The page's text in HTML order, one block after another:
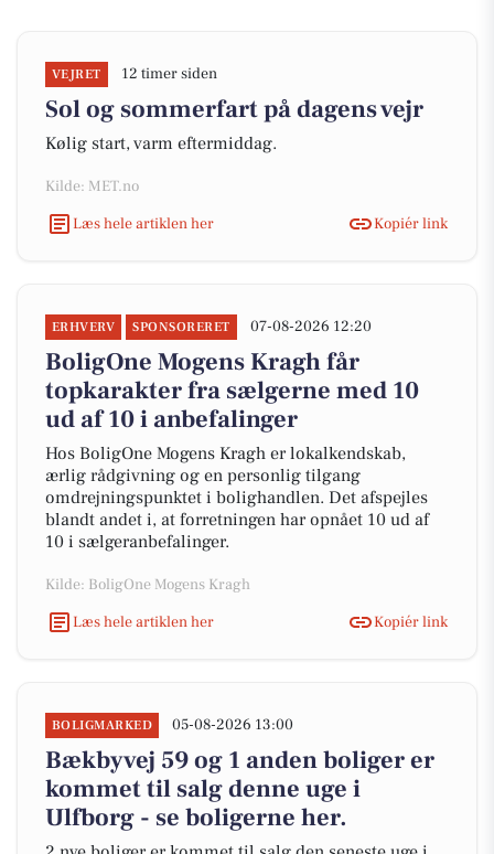
VEJRET 12 timer siden
Sol og sommerfart på dagens vejr
Kølig start, varm eftermiddag.
Kilde: MET.no
Læs hele artiklen her
Kopiér link
ERHVERV SPONSORERET 07-08-2026 12:20
BoligOne Mogens Kragh får
topkarakter fra sælgerne med 10
ud af 10 i anbefalinger
Hos BoligOne Mogens Kragh er lokalkendskab,
ærlig rådgivning og en personlig tilgang
omdrejningspunktet i bolighandlen. Det afspejles
blandt andet i, at forretningen har opnået 10 ud af
10 i sælgeranbefalinger.
Kilde: BoligOne Mogens Kragh
Læs hele artiklen her
Kopiér link
BOLIGMARKED 05-08-2026 13:00
Bækbyvej 59 og 1 anden boliger er
kommet til salg denne uge i
Ulfborg - se boligerne her.